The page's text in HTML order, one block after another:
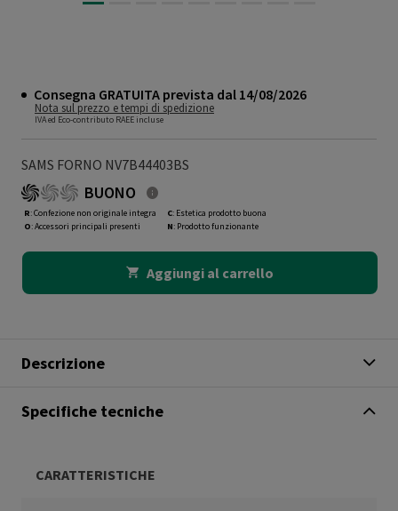
Consegna GRATUITA prevista dal 14/08/2026
Nota sul prezzo e tempi di spedizione
IVA ed Eco-contributo RAEE incluse
SAMS FORNO NV7B44403BS
BUONO
R: Confezione non originale integra
O: Accessori principali presenti
C: Estetica prodotto buona
N: Prodotto funzionante
Aggiungi al carrello
Descrizione
Specifiche tecniche
CARATTERISTICHE